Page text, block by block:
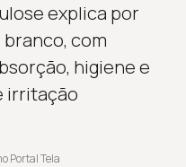
explica por
com
higiene e
irritação
Portal Tela